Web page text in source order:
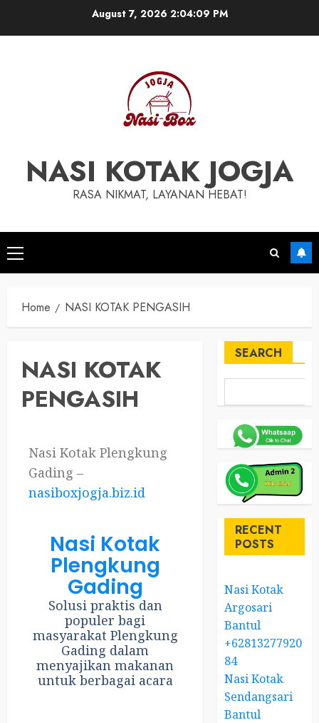
August 7, 2026 2:04:09 PM
NASI KOTAK JOGJA
RASA NIKMAT, LAYANAN HEBAT!
Home NASI KOTAK PENGASIH
NASI KOTAK
PENGASIH
Nasi Kotak Plengkung
Gading –
nasiboxjogja.biz.id
Nasi Kotak
Plengkung
Gading
Solusi praktis dan
populer bagi
masyarakat Plengkung
Gading dalam
menyajikan makanan
untuk berbagai acara
SEARCH
RECENT
POSTS
Nasi Kotak
Argosari
Bantul
+62813277920
84
Nasi Kotak
Sendangsari
Bantul